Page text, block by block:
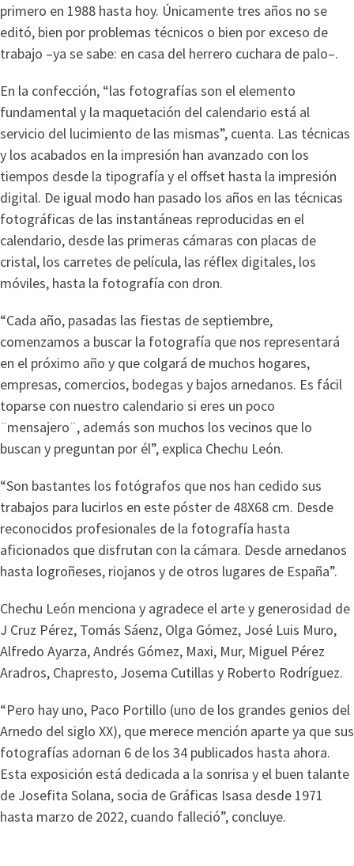
primero en 1988 hasta hoy. Únicamente tres años no se
editó, bien por problemas técnicos o bien por exceso de
trabajo –ya se sabe: en casa del herrero cuchara de palo–.
En la confección, “las fotografías son el elemento
fundamental y la maquetación del calendario está al
servicio del lucimiento de las mismas”, cuenta. Las técnicas
y los acabados en la impresión han avanzado con los
tiempos desde la tipografía y el offset hasta la impresión
digital. De igual modo han pasado los años en las técnicas
fotográficas de las instantáneas reproducidas en el
calendario, desde las primeras cámaras con placas de
cristal, los carretes de película, las réflex digitales, los
móviles, hasta la fotografía con dron.
“Cada año, pasadas las fiestas de septiembre,
comenzamos a buscar la fotografía que nos representará
en el próximo año y que colgará de muchos hogares,
empresas, comercios, bodegas y bajos arnedanos. Es fácil
toparse con nuestro calendario si eres un poco
¨mensajero¨, además son muchos los vecinos que lo
buscan y preguntan por él”, explica Chechu León.
“Son bastantes los fotógrafos que nos han cedido sus
trabajos para lucirlos en este póster de 48X68 cm. Desde
reconocidos profesionales de la fotografía hasta
aficionados que disfrutan con la cámara. Desde arnedanos
hasta logroñeses, riojanos y de otros lugares de España”.
Chechu León menciona y agradece el arte y generosidad de
J Cruz Pérez, Tomás Sáenz, Olga Gómez, José Luis Muro,
Alfredo Ayarza, Andrés Gómez, Maxi, Mur, Miguel Pérez
Aradros, Chapresto, Josema Cutillas y Roberto Rodríguez.
“Pero hay uno, Paco Portillo (uno de los grandes genios del
Arnedo del siglo XX), que merece mención aparte ya que sus
fotografías adornan 6 de los 34 publicados hasta ahora.
Esta exposición está dedicada a la sonrisa y el buen talante
de Josefita Solana, socia de Gráficas Isasa desde 1971
hasta marzo de 2022, cuando falleció”, concluye.